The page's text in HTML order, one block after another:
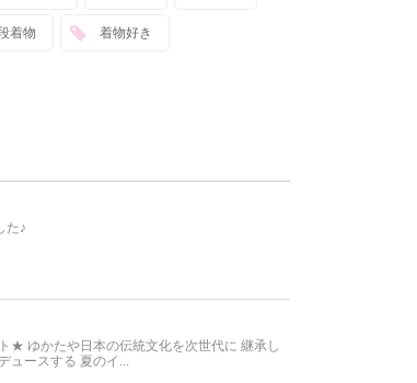
着物 着物好き
た♪
★ ゆかたや日本の伝統文化を次世代に 継承し
ュースする 夏のイ...